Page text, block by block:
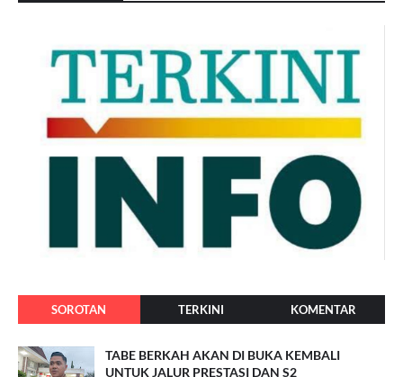
SOROTAN TERKINI KOMENTAR
TABE BERKAH AKAN DI BUKA KEMBALI
UNTUK JALUR PRESTASI DAN S2